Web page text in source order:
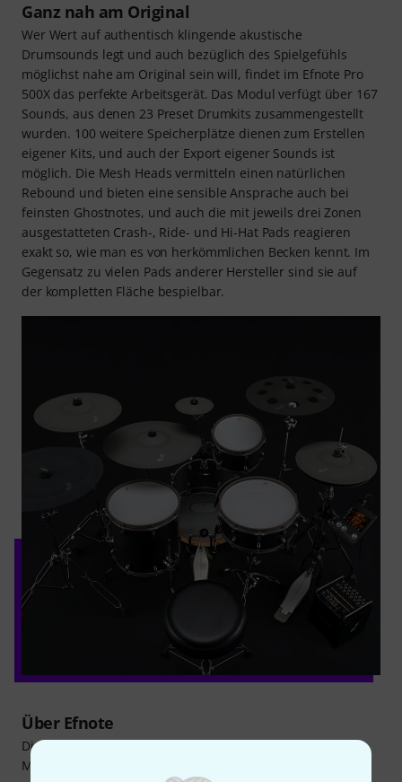
Ganz nah am Original
Wer Wert auf authentisch klingende akustische
Drumsounds legt und auch bezüglich des Spielgefühls
möglichst nahe am Original sein will, findet im Efnote Pro
500X das perfekte Arbeitsgerät. Das Modul verfügt über 167
Sounds, aus denen 23 Preset Drumkits zusammengestellt
wurden. 100 weitere Speicherplätze dienen zum Erstellen
eigener Kits, und auch der Export eigener Sounds ist
möglich. Die Mesh Heads vermitteln einen natürlichen
Rebound und bieten eine sensible Ansprache auch bei
feinsten Ghostnotes, und auch die mit jeweils drei Zonen
ausgestatteten Crash-, Ride- und Hi-Hat Pads reagieren
exakt so, wie man es von herkömmlichen Becken kennt. Im
Gegensatz zu vielen Pads anderer Hersteller sind sie auf
der kompletten Fläche bespielbar.
Über Efnote
Die Firma Efnote wurde im Jahr 2018 von ehemaligen
Mitarbeitern der Roland E-Drum-Entwicklungsabteilung